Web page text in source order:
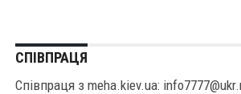
СПІВПРАЦЯ
Співпраця з meha.kiev.ua: